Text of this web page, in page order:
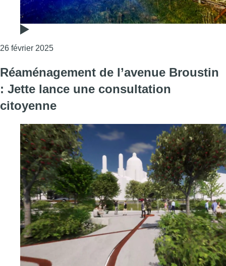
26 février 2025Consulter l'article "Forest : un hangar
Réaménagement de l’avenue Broustin
: Jette lance une consultation
citoyenne